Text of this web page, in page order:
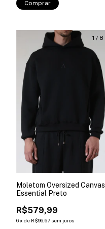
Comprar
1 / 8
Moletom Oversized Canvas
Essential Preto
R$579,99
6x de R$96,67 sem juros